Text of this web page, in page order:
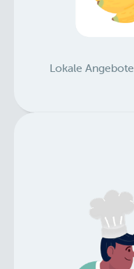
Lokale